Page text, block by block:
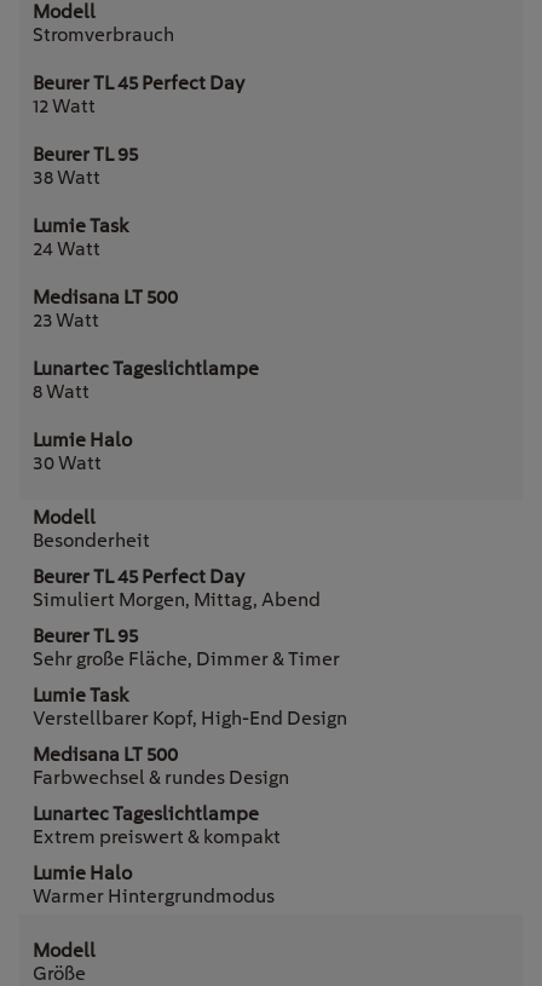
Stromverbrauch
12 Watt
38 Watt
24 Watt
23 Watt
8 Watt
30 Watt
Besonderheit
Simuliert Morgen, Mittag, Abend
Sehr große Fläche, Dimmer & Timer
Verstellbarer Kopf, High-End Design
Farbwechsel & rundes Design
Extrem preiswert & kompakt
Warmer Hintergrundmodus
Größe